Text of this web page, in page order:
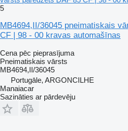
5
MB4694,II/36045 pneimatiskais
CF | 98 - 00 kravas automašīnas
Cena pēc pieprasījuma
Pneimatiskais vārsts
MB4694,II/36045
Portugāle, ARGONCILHE
Manaiacar
Sazināties ar pārdevēju